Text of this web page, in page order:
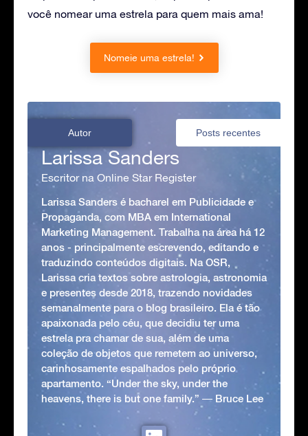
você nomear uma estrela para quem mais ama!
Nomeie uma estrela!
Autor Posts recentes
Larissa Sanders
Escritor na Online Star Register
Larissa Sanders é bacharel em Publicidade e
Propaganda, com MBA em International
Marketing Management. Trabalha na área há 12
anos - principalmente escrevendo, editando e
traduzindo conteúdos digitais. Na OSR,
Larissa cria textos sobre astrologia, astronomia
e presentes desde 2018, trazendo novidades
semanalmente para o blog brasileiro. Ela é tão
apaixonada pelo céu, que decidiu ter uma
estrela pra chamar de sua, além de uma
coleção de objetos que remetem ao universo,
carinhosamente espalhados pelo próprio
apartamento. “Under the sky, under the
heavens, there is but one family.” ― Bruce Lee